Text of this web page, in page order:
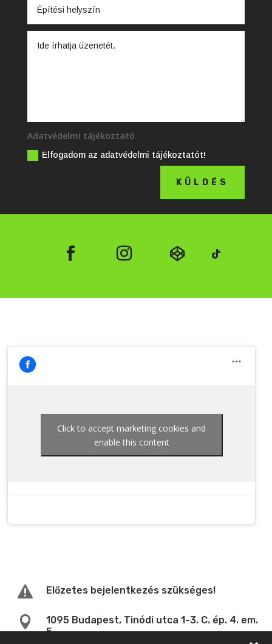
Adatvédelmi tájékoztató
Elfogadom az adatvédelmi tájékoztatót!
KÜLDÉS
Click to accept marketing cookies and
enable this content
 Előzetes bejelentkezés szükséges!

1095 Budapest, Tinódi utca 1-3. C. ép. 4. em.
5.